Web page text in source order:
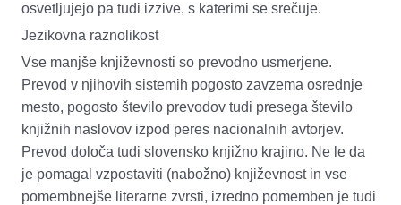
osvetljujejo pa tudi izzive, s katerimi se srečuje.
Jezikovna raznolikost
Vse manjše književnosti so prevodno usmerjene.
Prevod v njihovih sistemih pogosto zavzema osrednje
mesto, pogosto število prevodov tudi presega število
knjižnih naslovov izpod peres nacionalnih avtorjev.
Prevod določa tudi slovensko knjižno krajino. Ne le da
je pomagal vzpostaviti (nabožno) književnost in vse
pomembnejše literarne zvrsti, izredno pomemben je tudi